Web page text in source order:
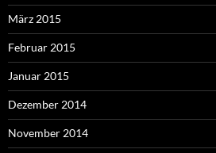
März 2015
Februar 2015
Januar 2015
Dezember 2014
November 2014